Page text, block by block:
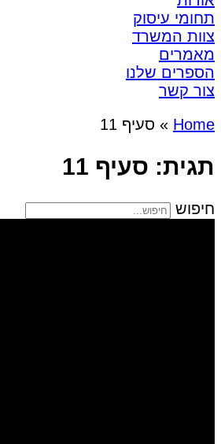
תחומי עיסוק
צוות המשרד
מאמרים
הספרים שלנו
צור קשר
Home
» סעיף 11
תגית: סעיף 11
חיפוש